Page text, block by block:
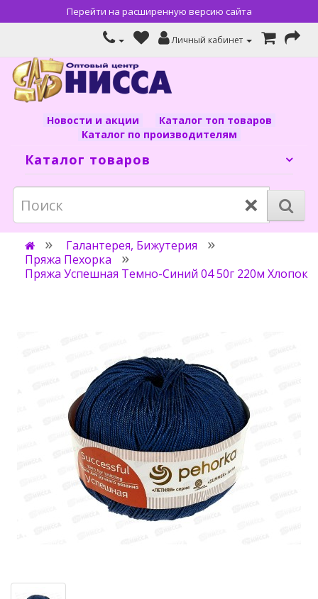
Перейти на расширенную версию сайта
Личный кабинет
Новости и акции
Каталог топ товаров
Каталог по производителям
Каталог товаров
×
Галантерея, Бижутерия
Пряжа Пехорка
Пряжа Успешная Темно-Синий 04 50г 220м Хлопок